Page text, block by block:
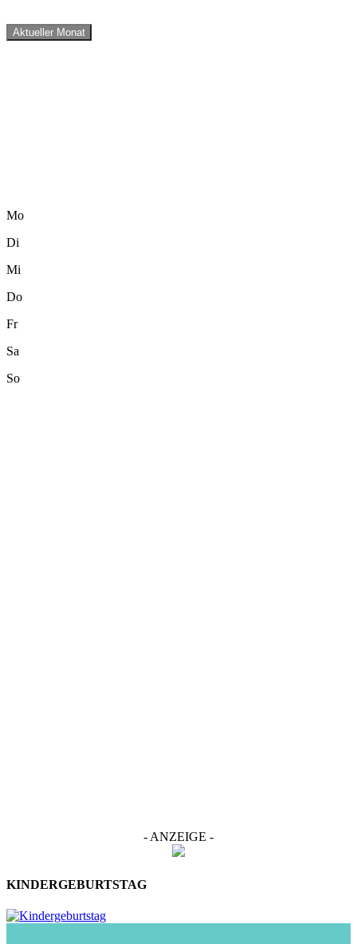
Aktueller Monat
Mo
Di
Mi
Do
Fr
Sa
So
- ANZEIGE -
KINDERGEBURTSTAG